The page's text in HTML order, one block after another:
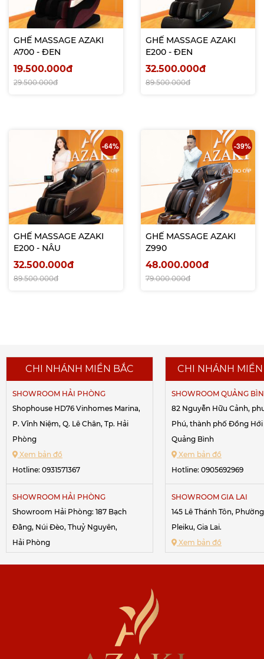
GHẾ MASSAGE AZAKI
A700 - ĐEN
19.500.000đ
29.500.000đ
GHẾ MASSAGE AZAKI
E200 - ĐEN
32.500.000đ
89.500.000đ
-64%
GHẾ MASSAGE AZAKI
E200 - NÂU
32.500.000đ
89.500.000đ
-39%
GHẾ MASSAGE AZAKI
Z990
48.000.000đ
79.000.000đ
CHI NHÁNH MIỀN BẮC
SHOWROOM HẢI PHÒNG
Shophouse HD76 Vinhomes Marina,
P. Vĩnh Niệm, Q. Lê Chân, Tp. Hải
Phòng
Xem bản đồ
Hotline: 0931571367
SHOWROOM HẢI PHÒNG
Showroom Hải Phòng: 187 Bạch
Đằng, Núi Đèo, Thuỷ Nguyên,
Hải Phòng
233 lô 22 Lê Hồng Phong, Đông Khê,
CHI NHÁNH MIỀN
SHOWROOM QUẢNG
82 Nguyễn Hữu Cảnh,
Phú, thành phố Đồng
Quảng Bình
Xem bản đồ
Hotline: 0905692969
SHOWROOM GIA LAI
145 Lê Thánh Tôn,
Pleiku, Gia Lai.
Xem bản đồ